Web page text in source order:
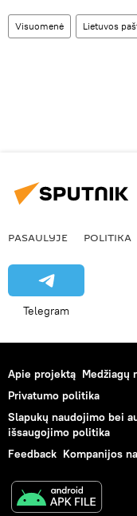
Visuomenė Lietuvos
PASAULYJE POLITIKA
Telegram
Apie projektą Medžiagų
Privatumo politika
Slapukų naudojimo bei
išsaugojimo politika
Feedback Kompanijos